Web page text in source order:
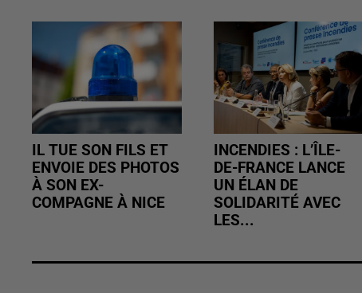
IL TUE SON FILS ET
ENVOIE DES PHOTOS
À SON EX-
COMPAGNE À NICE
INCENDIES : L’ÎLE-
DE-FRANCE LANCE
UN ÉLAN DE
SOLIDARITÉ AVEC
LES...